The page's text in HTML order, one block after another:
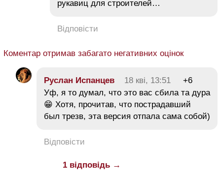
рукавиц для строителей…
Відповісти
Коментар отримав забагато негативних оцінок
Руслан Испанцев 18 кві, 13:51
+6
Уф, я то думал, что это вас сбила та дура
😁 Хотя, прочитав, что пострадавший
был трезв, эта версия отпала сама собой)
Відповісти
1 відповідь →